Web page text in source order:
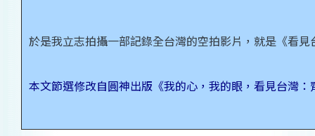
於是我立志拍攝一部記錄全台灣的空拍影片，就是《看見
本文節選修改自圓神出版《我的心，我的眼，看見台灣